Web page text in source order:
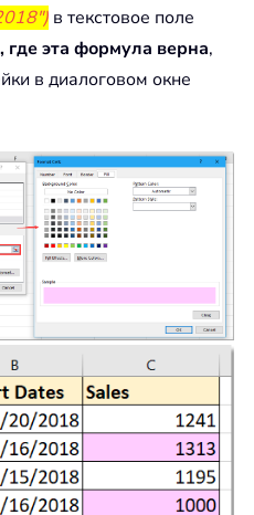
в текстовое поле
эта формула верна,
в диалоговом окне